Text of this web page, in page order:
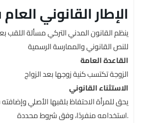
الإطار القانوني
ينظم القانون المدني التركي مسألة اللقب
للنص القانوني والممارسة الرسمية
القاعدة العامة
الزوجة تكتسب كنية زوجها بعد الزواج
الاستثناء القانوني
يحق للمرأة الاحتفاظ بلقبها الأصلي
استخدامه منفردًا، وفق شروط محددة.